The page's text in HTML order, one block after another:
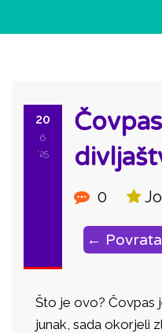
20
6
'25
0
←
Što je ovo? Čovpas
junak, sada okorjeli